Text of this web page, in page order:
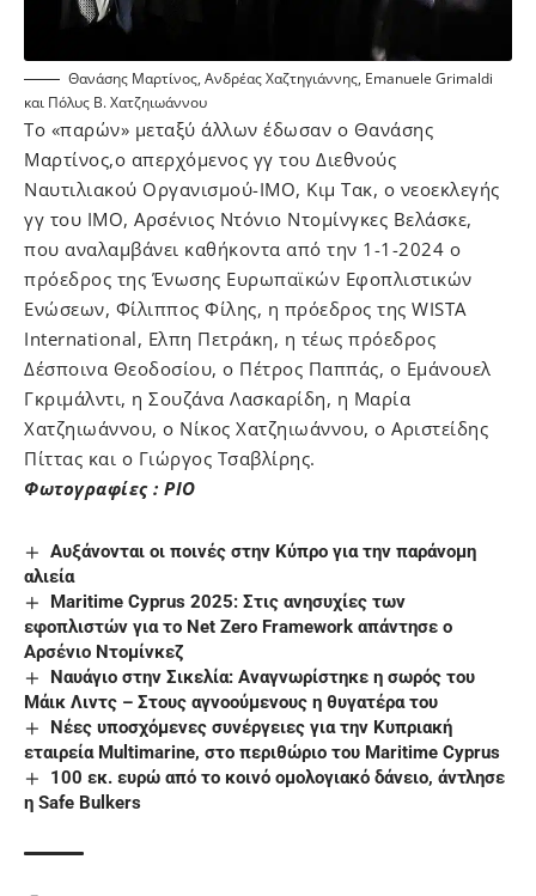
Θανάσης Μαρτίνος, Ανδρέας Χαζτηγιάννης, Emanuele Grimaldi
και Πόλυς Β. Χατζηιωάννου
Το «παρών» μεταξύ άλλων έδωσαν ο Θανάσης
Μαρτίνος,ο απερχόμενος γγ του Διεθνούς
Ναυτιλιακού Οργανισμού-ΙΜΟ, Κιμ Τακ, ο νεοεκλεγής
γγ του ΙΜΟ, Αρσένιος Ντόνιο Ντομίνγκες Βελάσκε,
που αναλαμβάνει καθήκοντα από την 1-1-2024 ο
πρόεδρος της Ένωσης Ευρωπαϊκών Εφοπλιστικών
Ενώσεων, Φίλιππος Φίλης, η πρόεδρος της WISTA
International, Ελπη Πετράκη, η τέως πρόεδρος
Δέσποινα Θεοδοσίου, ο Πέτρος Παππάς, ο Εμάνουελ
Γκριμάλντι, η Σουζάνα Λασκαρίδη, η Μαρία
Χατζηιωάννου, ο Νίκος Χατζηιωάννου, ο Αριστείδης
Πίττας και ο Γιώργος Τσαβλίρης.
Φωτογραφίες : PIO
Aυξάνονται οι ποινές στην Κύπρο για την παράνομη
αλιεία
Maritime Cyprus 2025: Στις ανησυχίες των
εφοπλιστών για το Net Zero Framework απάντησε ο
Αρσένιο Ντομίνκεζ
Ναυάγιο στην Σικελία: Αναγνωρίστηκε η σωρός του
Μάικ Λιντς – Στους αγνοούμενους η θυγατέρα του
Νέες υποσχόμενες συνέργειες για την Κυπριακή
εταιρεία Multimarine, στο περιθώριο του Maritime Cyprus
100 εκ. ευρώ από το κοινό ομολογιακό δάνειο, άντλησε
η Safe Bulkers